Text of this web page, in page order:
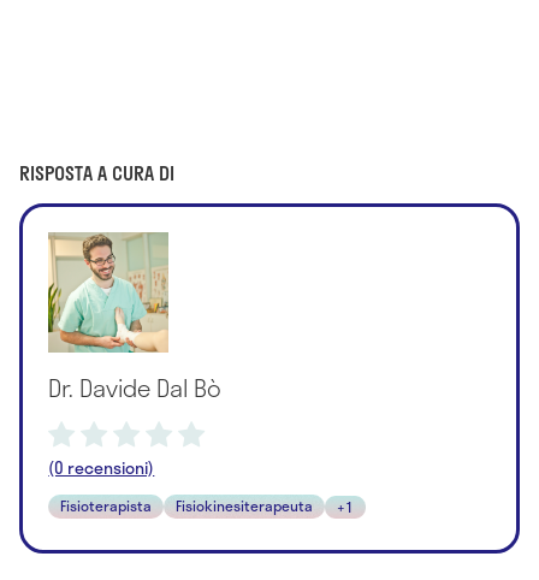
RISPOSTA A CURA DI
Dr. Davide Dal Bò
(0 recensioni)
Fisioterapista Fisiokinesiterapeuta +1